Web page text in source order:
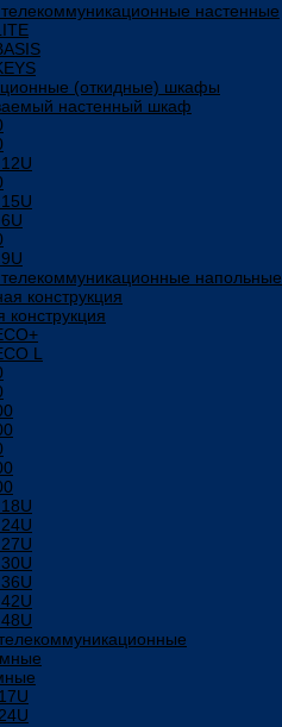
настенные
(откидные) шкафы
настенный шкаф
напольные
конструкция
конструкция
L